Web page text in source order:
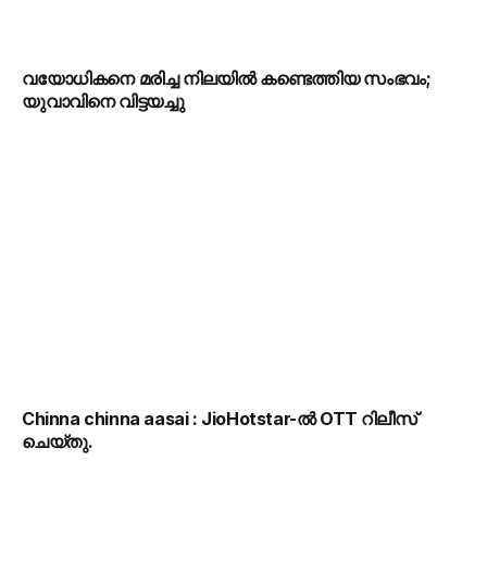
വയോധികനെ മരിച്ച നിലയിൽ കണ്ടെത്തിയ സംഭവം;
യുവാവിനെ വിട്ടയച്ചു
Chinna chinna aasai : JioHotstar-ൽ OTT റിലീസ്
ചെയ്തു.